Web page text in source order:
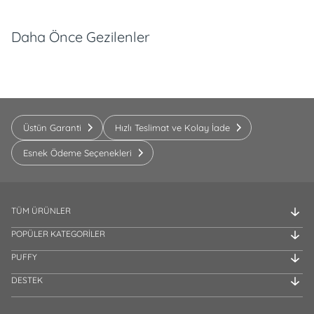
Daha Önce Gezilenler
Üstün Garanti Hızlı Teslimat ve Kolay İade
Esnek Ödeme Seçenekleri
TÜM ÜRÜNLER
POPÜLER KATEGORİLER
PUFFY
DESTEK